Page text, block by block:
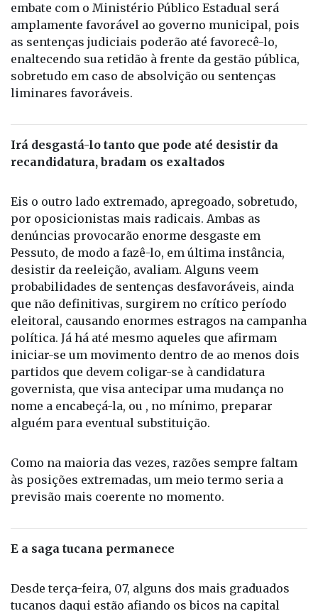
embate com o Ministério Público Estadual será
amplamente favorável ao governo municipal, pois
as sentenças judiciais poderão até favorecê-lo,
enaltecendo sua retidão à frente da gestão pública,
sobretudo em caso de absolvição ou sentenças
liminares favoráveis.
Irá desgastá-lo tanto que pode até desistir da
recandidatura, bradam os exaltados
Eis o outro lado extremado, apregoado, sobretudo,
por oposicionistas mais radicais. Ambas as
denúncias provocarão enorme desgaste em
Pessuto, de modo a fazê-lo, em última instância,
desistir da reeleição, avaliam. Alguns veem
probabilidades de sentenças desfavoráveis, ainda
que não definitivas, surgirem no crítico período
eleitoral, causando enormes estragos na campanha
política. Já há até mesmo aqueles que afirmam
iniciar-se um movimento dentro de ao menos dois
partidos que devem coligar-se à candidatura
governista, que visa antecipar uma mudança no
nome a encabeçá-la, ou , no mínimo, preparar
alguém para eventual substituição.
Como na maioria das vezes, razões sempre faltam
às posições extremadas, um meio termo seria a
previsão mais coerente no momento.
E a saga tucana permanece
Desde terça-feira, 07, alguns dos mais graduados
tucanos daqui estão afiando os bicos na capital